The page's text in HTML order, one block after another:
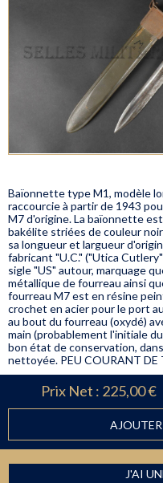
Baïonnette type M1, modèle
raccourcie à partir de 1943
M7 d'origine. La baïonnette
bakélite striées de couleur
sa longueur et largueur
fabricant "U.C." ("Utica
sigle "US" autour, marquage
métallique de fourreau ainsi
fourreau M7 est en résine
crochet en acier pour le port
au bout du fourreau (oxydé)
main (probablement l'initiale
bon état de conservation,
nettoyée. PEU COURANT DE
Prix Net : 225,00 €
J'AI